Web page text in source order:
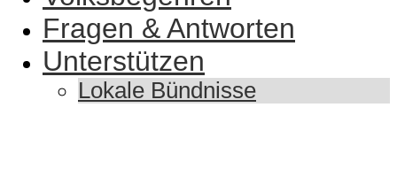
Fragen & Antworten
Unterstützen
Lokale Bündnisse